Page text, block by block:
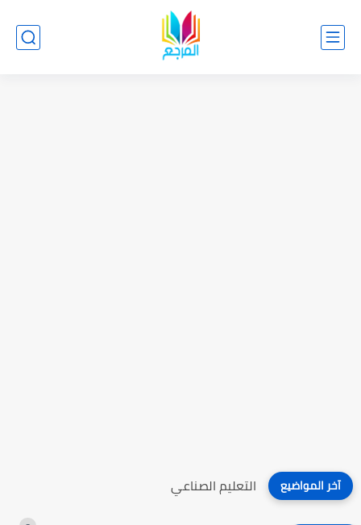
آخر المواضيع التعليم الصناعي